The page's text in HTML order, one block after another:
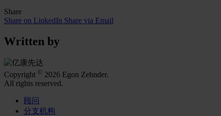
Share
Share on LinkedIn Share via Email
Written by
Copyright © 2026 Egon Zehnder.
All rights reserved.
顾问
分支机构